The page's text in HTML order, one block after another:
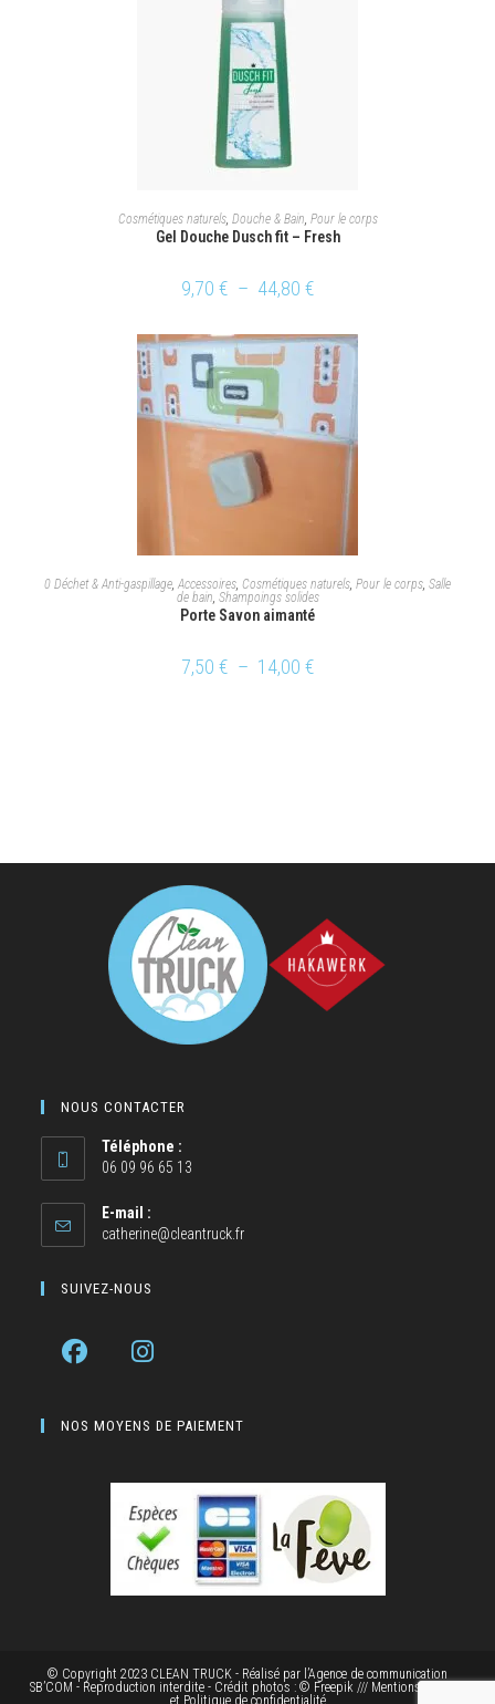
CHOIX DES OPTIONS
Cosmétiques naturels, Douche & Bain Pour le corps
Gel Douche Dusch fit – Fresh
9,70 € – 44,80 €
CHOIX DES OPTIONS
0 Déchet & Anti-gaspillage, Accessoires, Cosmétiques naturels, Pour le corps, Salle
de bain, Shampoings solides
Porte Savon aimanté
7,50 € – 14,00 €
NOUS CONTACTER
Téléphone :
06 09 96 65 13
E-mail :
catherine@cleantruck.fr
SUIVEZ-NOUS
NOS MOYENS DE PAIEMENT
© Copyright 2023 CLEAN TRUCK - Réalisé par l’Agence de communication
SB’COM - Reproduction interdite - Crédit photos : © Freepik /// Mentions Légales
et Politique de confidentialité